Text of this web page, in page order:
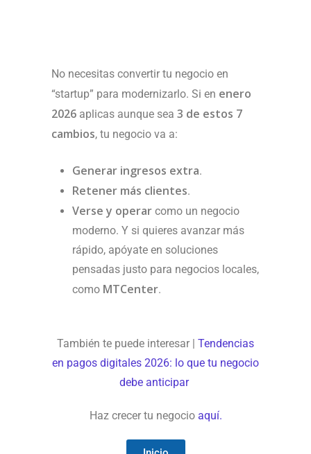
No necesitas convertir tu negocio en
“startup” para modernizarlo. Si en enero
2026 aplicas aunque sea 3 de estos 7
cambios, tu negocio va a:
Generar ingresos extra.
Retener más clientes.
Verse y operar como un negocio
moderno. Y si quieres avanzar más
rápido, apóyate en soluciones
pensadas justo para negocios locales,
como MTCenter.
También te puede interesar | Tendencias
en pagos digitales 2026: lo que tu negocio
debe anticipar
Haz crecer tu negocio aquí.